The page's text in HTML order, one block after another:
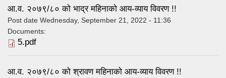
आ.व. २०७९/८० को भाद्र महिनाको आय-व्याय विवरण !!
Post date Wednesday, September 21, 2022 - 11:36
Documents:
5.pdf
आ.व. २०७९/८० को श्रावण महिनाको आय-व्याय विवरण !!